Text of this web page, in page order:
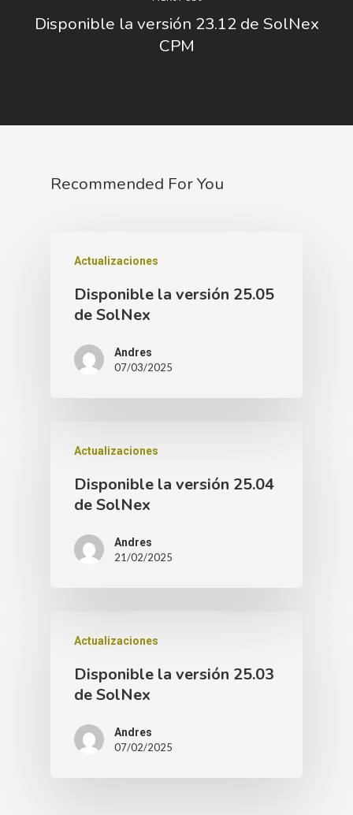
Disponible la versión 23.12 de SolNex
CPM
Recommended For You
Actualizaciones
Disponible la versión 25.05
de SolNex
Andres
07/03/2025
Actualizaciones
Disponible la versión 25.04
de SolNex
Andres
21/02/2025
Actualizaciones
Disponible la versión 25.03
de SolNex
Andres
07/02/2025